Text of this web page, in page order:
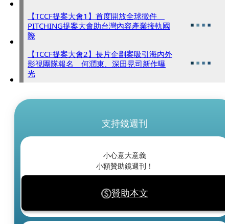
【TCCF提案大會1】首度開放全球徵件
PITCHING提案大會助台灣內容產業接軌國
際
【TCCF提案大會2】長片企劃案吸引海內外
影視團隊報名 何潤東、深田晃司新作曝
光
支持鏡週刊
小心意大意義
小額贊助鏡週刊！
贊助本文